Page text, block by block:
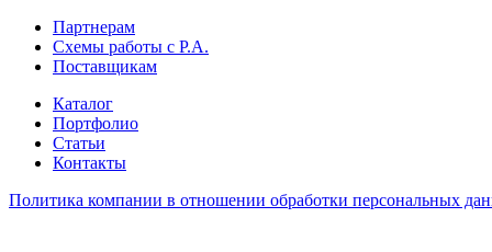
Партнерам
Схемы работы с Р.А.
Поставщикам
Каталог
Портфолио
Статьи
Контакты
Политика компании в отношении обработки персональных